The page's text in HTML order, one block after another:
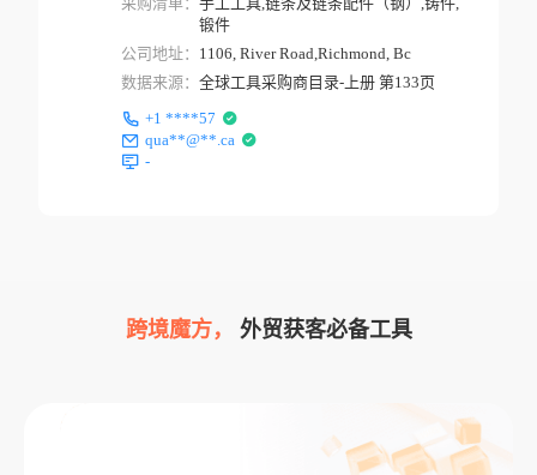
锻件
公司地址： 1106, River Road,Richmond, Bc
数据来源： 全球工具采购商目录-上册 第133页
+1 ****57
qua**@**.ca
-
跨境魔方， 外贸获客必备工具